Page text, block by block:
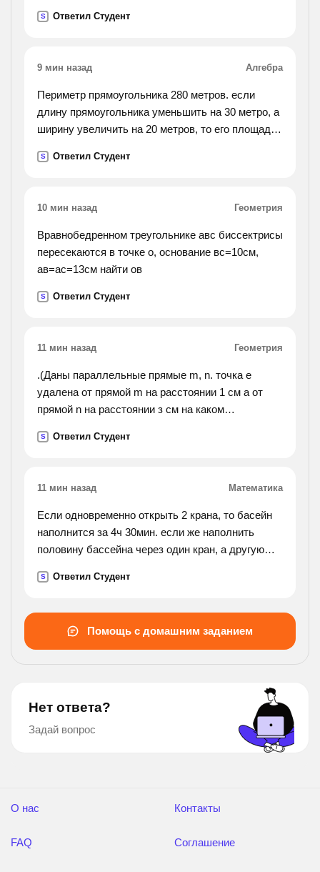
двигался после остановки?
S Ответил Студент
9 мин назад Алгебра
Периметр прямоугольника 280 метров. если
длину прямоугольника уменьшить на 30 метро, а
ширину увеличить на 20 метров, то его площадь
длину и ширину данного прямоугольника.
S Ответил Студент
10 мин назад Геометрия
Вравнобедренном треугольнике авс биссектрисы
пересекаются в точке о, основание вс=10см,
ав=ас=13см найти ов
S Ответил Студент
11 мин назад Геометрия
.(Даны параллельные прямые m, n. точка е
удалена от прямой m на расстоянии 1 см а от
прямой n на расстоянии з см на каком
параллельные прямые m, n? сколько решений
S Ответил Студент
11 мин назад Математика
Если одновременно открыть 2 крана, то басейн
наполнится за 4ч 30мин. если же наполнить
половину бассейна через один кран, а другую
бассейна потребуется 12 ч. за какое время
S Ответил Студент
Помощь с домашним заданием
Нет ответа?
Задай вопрос
О нас
FAQ
Контакты
Соглашение